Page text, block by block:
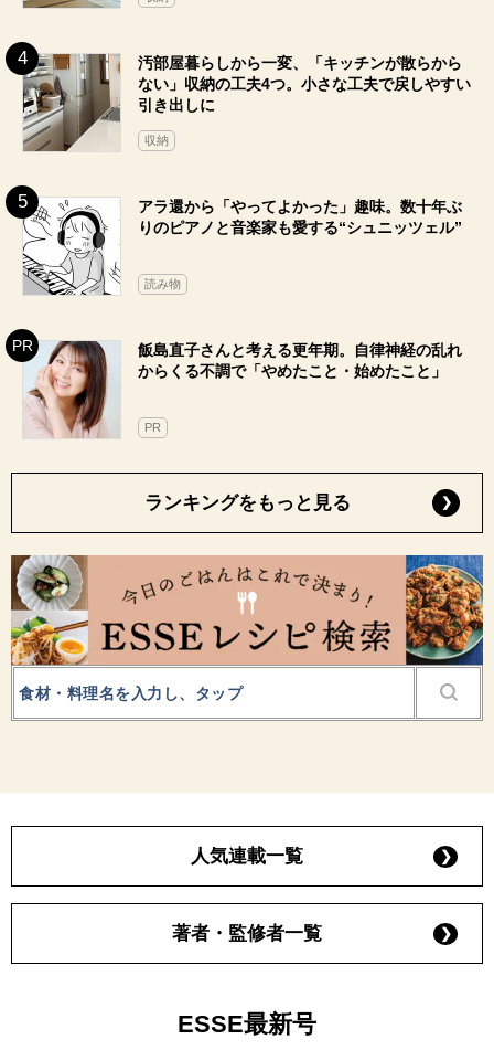
汚部屋暮らしから一変、「キッチンが散らから
ない」収納の工夫4つ。小さな工夫で戻しやすい
引き出しに
収納
アラ還から「やってよかった」趣味。数十年ぶ
りのピアノと音楽家も愛する“シュニッツェル”
読み物
飯島直子さんと考える更年期。自律神経の乱れ
からくる不調で「やめたこと・始めたこと」
PR
ランキングをもっと見る
人気連載一覧
著者・監修者一覧
ESSE最新号